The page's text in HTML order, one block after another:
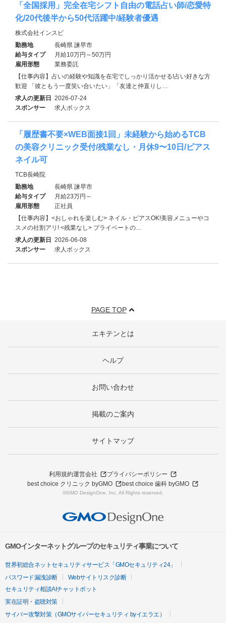
「全国採用」完全在宅シフト自由の電話占い師/恋愛特
化/20代後半から50代活躍中/経験者優遇
株式会社インスピ
勤務地
長崎県 諫早市
給与タイプ
月給10万円～50万円
雇用形態
業務委託
【仕事内容】占いの経験や知識を在宅でしっかり活かせる!占い好きな方
歓迎 「彼ともう一度笑い合いたい」「友達と仲直りし…
求人の更新日 2026-07-24
スポンサー
求人ボックス
「履歴書不要×WEB面接1回」未経験から始めるTCB
の美容クリニック受付/残業なし・月休9〜10日/ピアス
ネイル可
TCB長崎院
勤務地
長崎県 諫早市
給与タイプ
月給23万円～
雇用形態
正社員
【仕事内容】<おしゃれを楽しむ> ネイル・ピアスOK!美容メニューやコ
スメの社割アリ! <残業なし> プライベートの…
求人の更新日 2026-06-08
スポンサー
求人ボックス
PAGE TOP
エキテンとは
ヘルプ
お問い合わせ
掲載のご案内
サイトマップ
利用規約運営会社
プライバシーポリシー
best choice クリニック byGMO
best choice 歯科 byGMO
©GMO DesignOne, Inc. All Rights reserved.
GMOインターネットグループのセキュリティ事業について
世界初総合ネットセキュリティサービス「GMOセキュリティ24」
パスワード漏洩診断
Webサイトリスク診断
セキュリティ相談AIチャットボット
実在証明・盗聴対策
サイバー攻撃対策（GMOサイバーセキュリティ byイエラエ）